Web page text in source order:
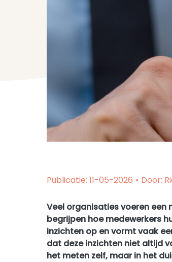
Publicatie: 11-05-2026 • Door:
Veel organisaties voeren
begrijpen hoe medewerkers
inzichten op en vormt vaak
dat deze inzichten niet altijd
het meten zelf, maar in het